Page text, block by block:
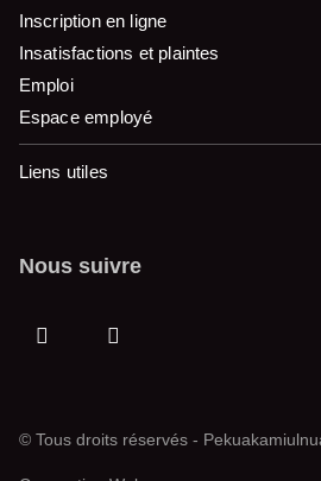
Inscription en ligne
Insatisfactions et plaintes
Emploi
Espace employé
Liens utiles
Nous suivre
© Tous droits réservés -